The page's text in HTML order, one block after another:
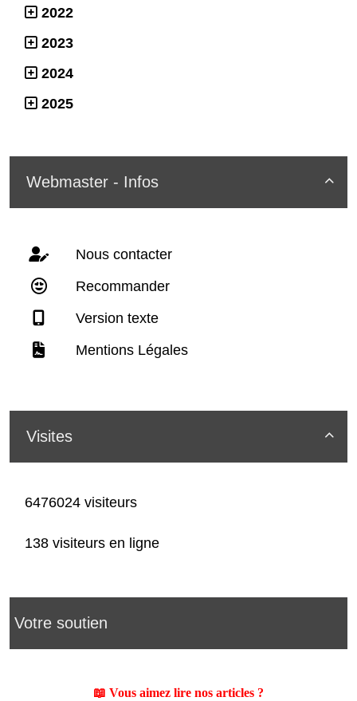
2022
2023
2024
2025

Webmaster - Infos
Nous contacter
Recommander
Version texte
Mentions Légales

Visites
6476024 visiteurs
138 visiteurs en ligne
Votre soutien
📖 Vous aimez lire nos articles ?